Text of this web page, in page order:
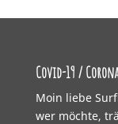
Covid-19 /
Moin liebe
wer möchte,